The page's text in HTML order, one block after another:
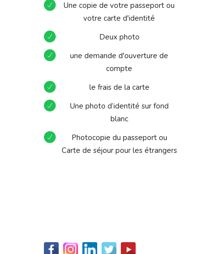
Une copie de votre passeport ou
votre carte d'identité
Deux photo
une demande d'ouverture de
compte
le frais de la carte
Une photo d’identité sur fond
blanc
Photocopie du passeport ou
Carte de séjour pour les étrangers